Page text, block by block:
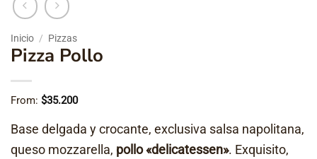
Inicio / Pizzas
Pizza Pollo
From: $35.200
Base delgada y crocante, exclusiva salsa napolitana,
queso mozzarella, pollo «delicatessen». Exquisito,